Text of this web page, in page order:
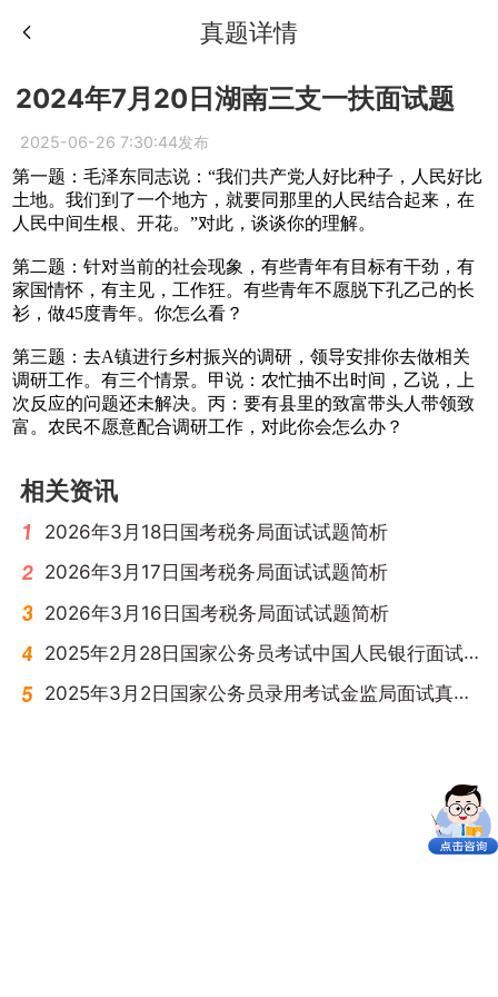
真题详情
2024年7月20日湖南三支一扶面试题
2025-06-26 7:30:44发布
第一题：毛泽东同志说：“我们共产党人好比种子，人民好比
土地。我们到了一个地方，就要同那里的人民结合起来，在
人民中间生根、开花。”对此，谈谈你的理解。
第二题：针对当前的社会现象，有些青年有目标有干劲，有
家国情怀，有主见，工作狂。有些青年不愿脱下孔乙己的长
衫，做45度青年。你怎么看？
第三题：去A镇进行乡村振兴的调研，领导安排你去做相关
调研工作。有三个情景。甲说：农忙抽不出时间，乙说，上
次反应的问题还未解决。丙：要有县里的致富带头人带领致
富。农民不愿意配合调研工作，对此你会怎么办？
相关资讯
2026年3月18日国考税务局面试试题简析
2026年3月17日国考税务局面试试题简析
2026年3月16日国考税务局面试试题简析
2025年2月28日国家公务员考试中国人民银行面试真题（总行）
2025年3月2日国家公务员录用考试金监局面试真题（财经岗位）